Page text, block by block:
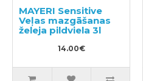
MAYERI Sensitive
Veļas mazgāšanas
želeja pildviela 3l
14.00€